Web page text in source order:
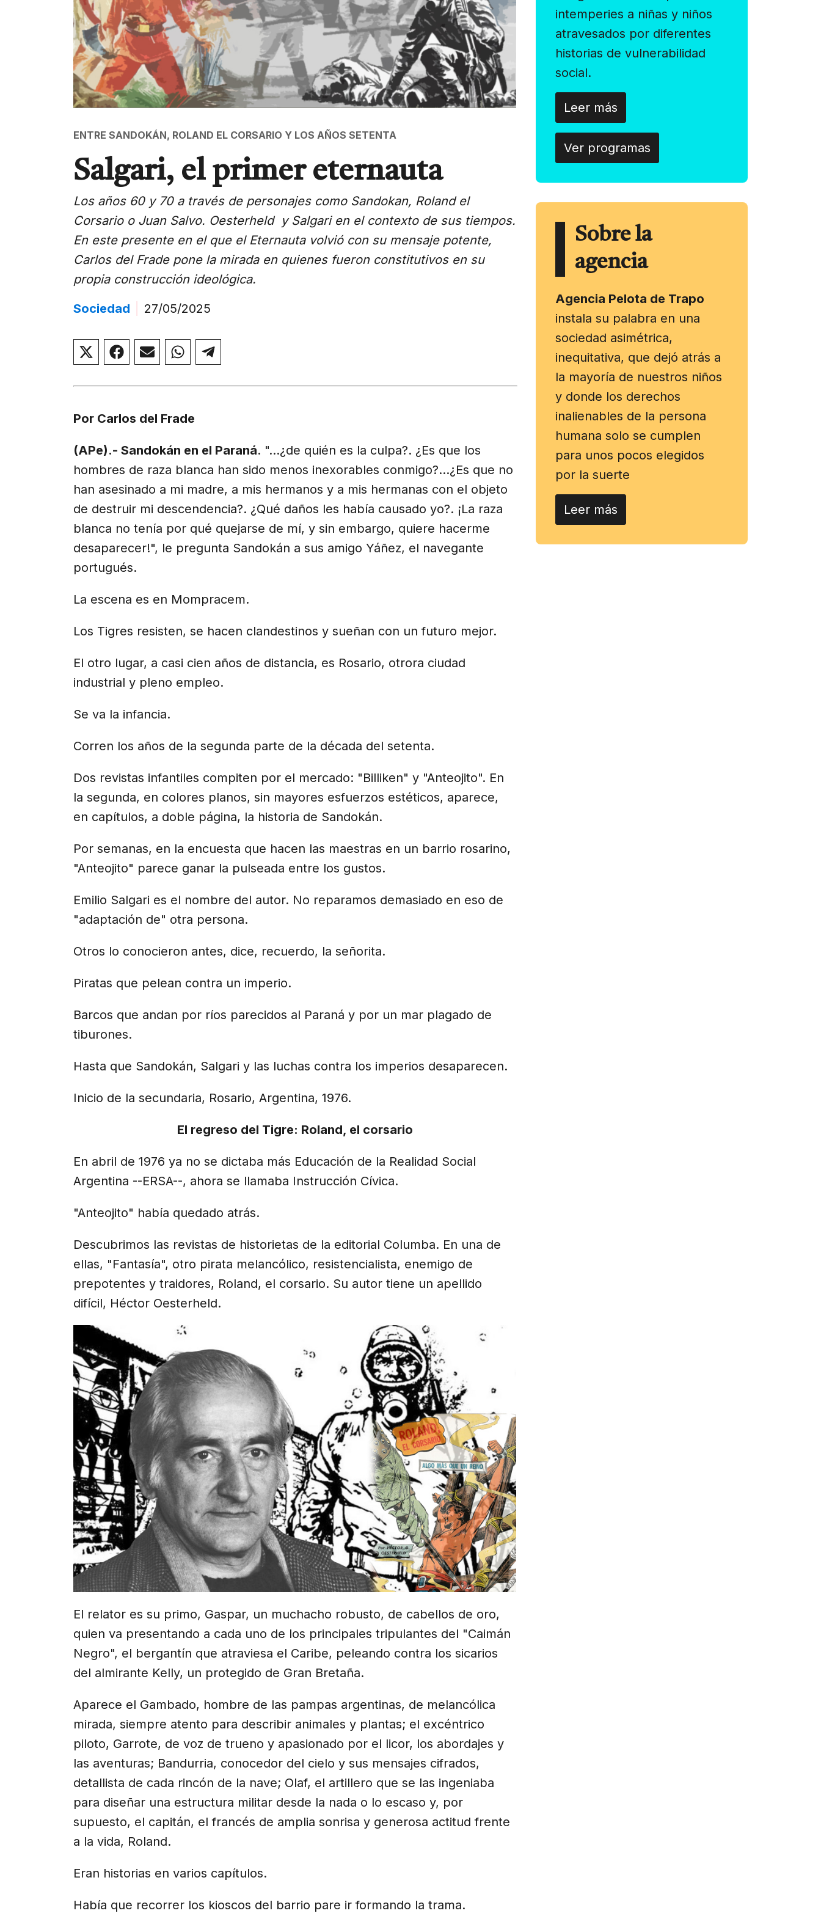
ENTRE SANDOKÁN, ROLAND EL CORSARIO Y LOS AÑOS SETENTA
Salgari, el primer eternauta
Los años 60 y 70 a través de personajes como Sandokan, Roland el
Corsario o Juan Salvo. Oesterheld y Salgari en el contexto de sus tiempos.
En este presente en el que el Eternauta volvió con su mensaje potente,
Carlos del Frade pone la mirada en quienes fueron constitutivos en su
propia construcción ideológica.
Sociedad
27/05/2025
Compartir
en
(Twitter)
Compartir
en
Compartir
en
Compartir
en
Compartir
en
Por Carlos del Frade
(APe).- Sandokán en el Paraná. "...¿de quién es la culpa?. ¿Es que los
hombres de raza blanca han sido menos inexorables conmigo?...¿Es que no
han asesinado a mi madre, a mis hermanos y a mis hermanas con el objeto
de destruir mi descendencia?. ¿Qué daños les había causado yo?. ¡La raza
blanca no tenía por qué quejarse de mí, y sin embargo, quiere hacerme
desaparecer!", le pregunta Sandokán a sus amigo Yáñez, el navegante
portugués.
La escena es en Mompracem.
Los Tigres resisten, se hacen clandestinos y sueñan con un futuro mejor.
El otro lugar, a casi cien años de distancia, es Rosario, otrora ciudad
industrial y pleno empleo.
Se va la infancia.
Corren los años de la segunda parte de la década del setenta.
Dos revistas infantiles compiten por el mercado: "Billiken" y "Anteojito". En
la segunda, en colores planos, sin mayores esfuerzos estéticos, aparece,
en capítulos, a doble página, la historia de Sandokán.
Por semanas, en la encuesta que hacen las maestras en un barrio rosarino,
"Anteojito" parece ganar la pulseada entre los gustos.
Emilio Salgari es el nombre del autor. No reparamos demasiado en eso de
"adaptación de" otra persona.
Otros lo conocieron antes, dice, recuerdo, la señorita.
Piratas que pelean contra un imperio.
Barcos que andan por ríos parecidos al Paraná y por un mar plagado de
tiburones.
Hasta que Sandokán, Salgari y las luchas contra los imperios desaparecen.
Inicio de la secundaria, Rosario, Argentina, 1976.
El regreso del Tigre: Roland, el corsario
En abril de 1976 ya no se dictaba más Educación de la Realidad Social
Argentina --ERSA--, ahora se llamaba Instrucción Cívica.
"Anteojito" había quedado atrás.
Descubrimos las revistas de historietas de la editorial Columba. En una de
ellas, "Fantasía", otro pirata melancólico, resistencialista, enemigo de
prepotentes y traidores, Roland, el corsario. Su autor tiene un apellido
difícil, Héctor Oesterheld.
El relator es su primo, Gaspar, un muchacho robusto, de cabellos de oro,
quien va presentando a cada uno de los principales tripulantes del "Caimán
Negro", el bergantín que atraviesa el Caribe, peleando contra los sicarios
del almirante Kelly, un protegido de Gran Bretaña.
Aparece el Gambado, hombre de las pampas argentinas, de melancólica
mirada, siempre atento para describir animales y plantas; el excéntrico
piloto, Garrote, de voz de trueno y apasionado por el licor, los abordajes y
las aventuras; Bandurria, conocedor del cielo y sus mensajes cifrados,
detallista de cada rincón de la nave; Olaf, el artillero que se las ingeniaba
para diseñar una estructura militar desde la nada o lo escaso y, por
supuesto, el capitán, el francés de amplia sonrisa y generosa actitud frente
a la vida, Roland.
Eran historias en varios capítulos.
Había que recorrer los kioscos del barrio pare ir formando la trama.
intemperies a niñas y niños
atravesados por diferentes
historias de vulnerabilidad
social.
Leer más
Ver programas
Sobre la
agencia
Agencia Pelota de Trapo
instala su palabra en una
sociedad asimétrica,
inequitativa, que dejó atrás a
la mayoría de nuestros niños
y donde los derechos
inalienables de la persona
humana solo se cumplen
para unos pocos elegidos
por la suerte
Leer más